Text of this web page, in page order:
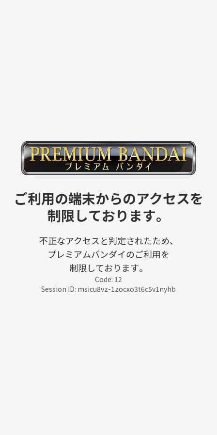
ご利用の端末からのアクセスを
制限しております。
不正なアクセスと判定されたため、
プレミアムバンダイのご利用を
制限しております。
Code: 12
Session ID: msicu8vz-1zocxo3t6c5v1nyhb